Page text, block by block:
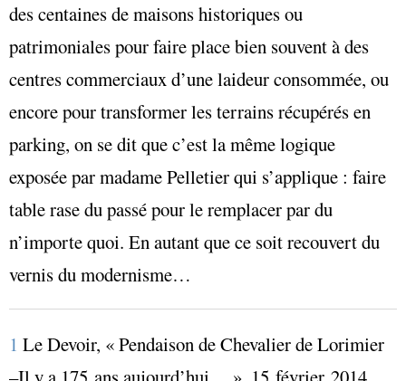
des centaines de maisons historiques ou
patrimoniales pour faire place bien souvent à des
centres commerciaux d’une laideur consommée, ou
encore pour transformer les terrains récupérés en
parking, on se dit que c’est la même logique
exposée par madame Pelletier qui s’applique : faire
table rase du passé pour le remplacer par du
n’importe quoi. En autant que ce soit recouvert du
vernis du modernisme…
1 Le Devoir, « Pendaison de Chevalier de Lorimier